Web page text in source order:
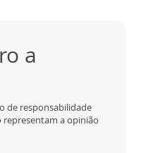
a
de responsabilidade
representam a opinião